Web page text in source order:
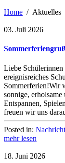
Home
Aktuelles
03. Juli 2026
Liebe
ereignisreiches
Sommerferien!Wir
sonnige,
Entspannen,
freuen wir uns
Posted in:
mehr lesen
18. Juni 2026